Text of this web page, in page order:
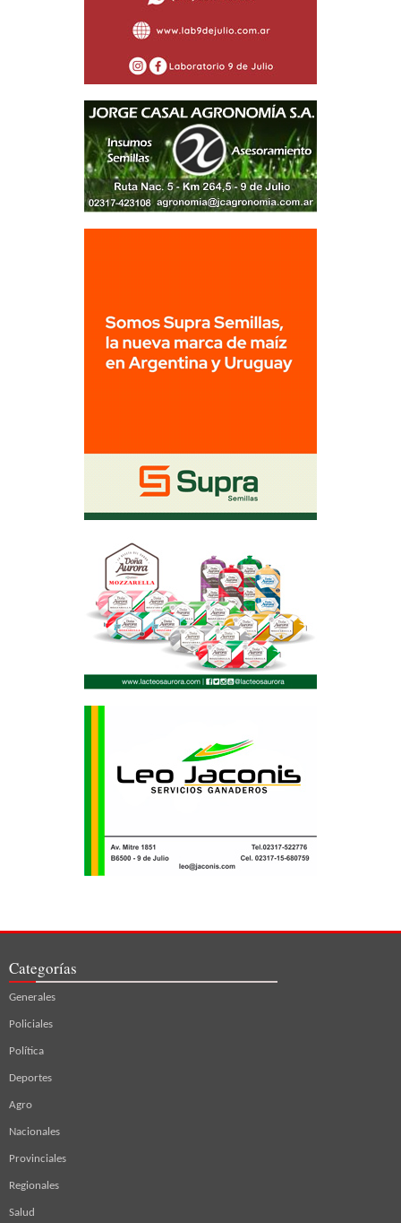
Categorías
Generales
Policiales
Política
Deportes
Agro
Nacionales
Provinciales
Regionales
Salud